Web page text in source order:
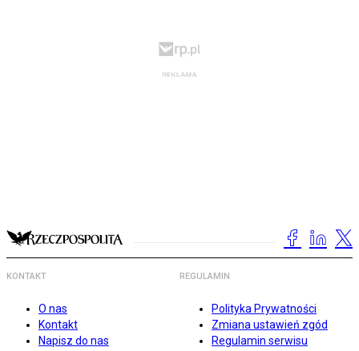
KONTAKT
O nas
Kontakt
Napisz do nas
REGULAMIN
Polityka Prywatności
Zmiana ustawień zgód
Regulamin serwisu